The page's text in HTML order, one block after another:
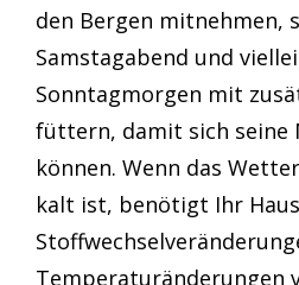
den Bergen mitnehmen,
Samstagabend und
Sonntagmorgen mit
füttern, damit sich seine
können. Wenn das
kalt ist, benötigt Ihr
Temperaturänderungen